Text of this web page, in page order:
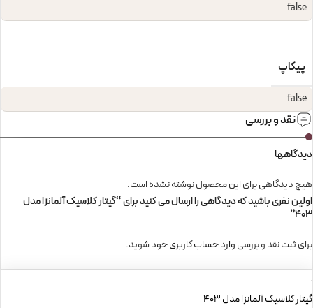
false
پیکاپ
false
نقد و بررسی
دیدگاهها
هیچ دیدگاهی برای این محصول نوشته نشده است.
اولین نفری باشید که دیدگاهی را ارسال می کنید برای “گیتار کلاسیک آلمانزا مدل
403”
برای ثبت نقد و بررسیوارد حساب کاربری خودشوید.
گیتار کلاسیک آلمانزا مدل 403